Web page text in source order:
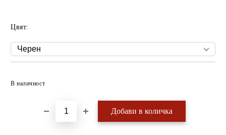
Цвят:
В наличност